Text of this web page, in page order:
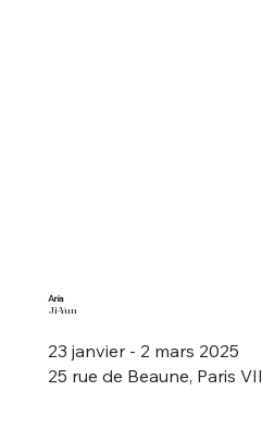
Aria
Ji-Yun
23 janvier - 2 mars 2025
25 rue de Beaune, Paris VII